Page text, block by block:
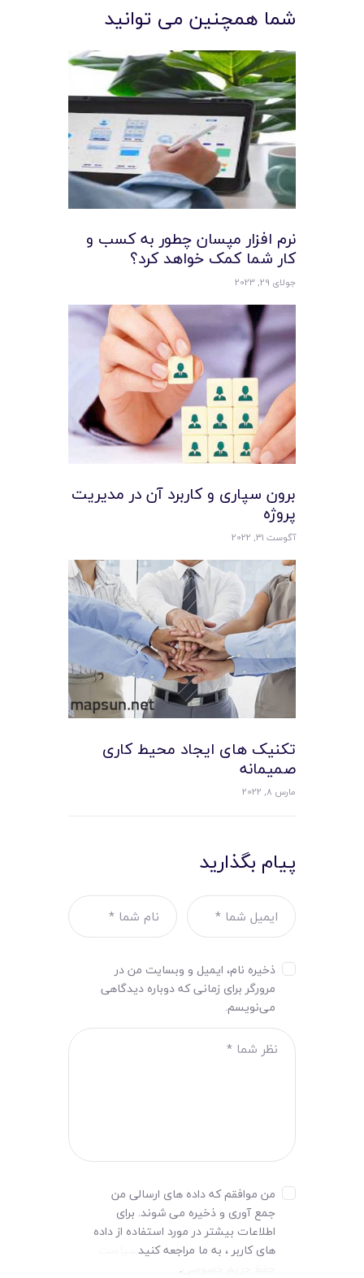
شما همچنین می توانید
نرم افزار مپسان چطور به کسب و
کار شما کمک خواهد کرد؟
جولای 29, 2023
برون سپاری و کاربرد آن در مدیریت
پروژه
آگوست 31, 2022
تکنیک های ایجاد محیط کاری
صمیمانه
مارس 8, 2022
پیام بگذارید
ذخیره نام، ایمیل و وبسایت من در
مرورگر برای زمانی که دوباره دیدگاهی
می‌نویسم.
من موافقم که داده های ارسالی من
جمع آوری و ذخیره می شوند. برای
اطلاعات بیشتر در مورد استفاده از داده
های کاربر ، به ما مراجعه کنید
.